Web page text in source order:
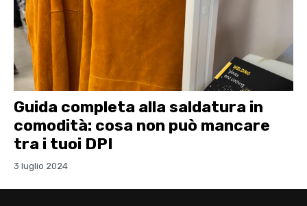
Guida completa alla saldatura in
comodità: cosa non può mancare
tra i tuoi DPI
3 luglio 2024